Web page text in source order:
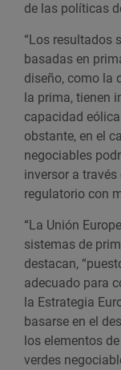
de las políticas
“Los resultados
basadas en
diseño, como la
la prima, tienen
capacidad
obstante, en el
negociables
inversor a
regulatorio con
“La Unión
sistemas de
destacan,
adecuado para
la Estrategia
basarse en el
los elementos
verdes